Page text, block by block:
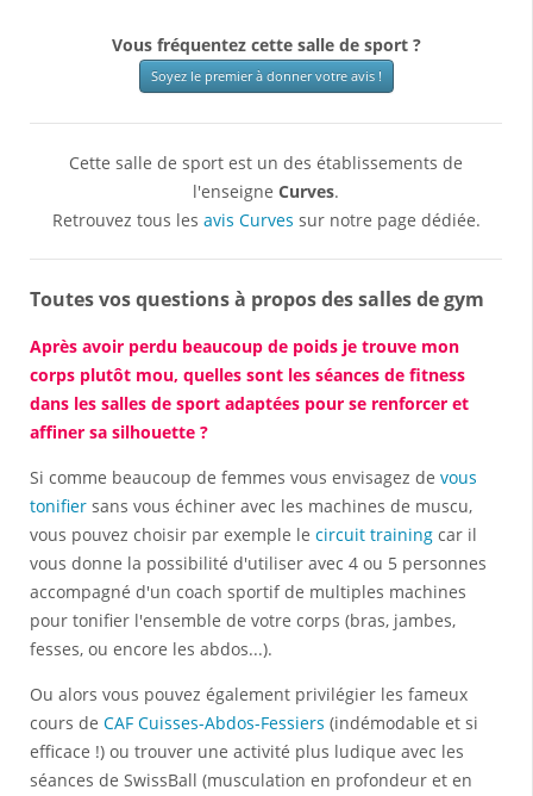
Vous fréquentez cette salle de sport ?
Soyez le premier à donner votre avis !
Cette salle de sport est un des établissements de
l'enseigne Curves.
Retrouvez tous les avis Curves sur notre page dédiée.
Toutes vos questions à propos des salles de gym
Après avoir perdu beaucoup de poids je trouve mon
corps plutôt mou, quelles sont les séances de fitness
dans les salles de sport adaptées pour se renforcer et
affiner sa silhouette ?
Si comme beaucoup de femmes vous envisagez de vous
tonifier sans vous échiner avec les machines de muscu,
vous pouvez choisir par exemple le circuit training car il
vous donne la possibilité d'utiliser avec 4 ou 5 personnes
accompagné d'un coach sportif de multiples machines
pour tonifier l'ensemble de votre corps (bras, jambes,
fesses, ou encore les abdos...).
Ou alors vous pouvez également privilégier les fameux
cours de CAF Cuisses-Abdos-Fessiers (indémodable et si
efficace !) ou trouver une activité plus ludique avec les
séances de SwissBall (musculation en profondeur et en